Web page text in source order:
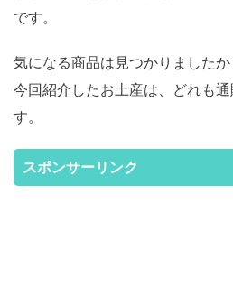
です。
気になる商品は見つかりましたか
今回紹介したお土産は、どれも
す。
スポンサーリンク